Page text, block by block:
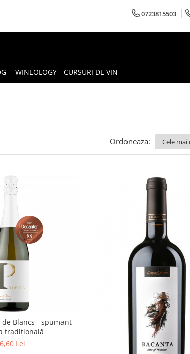
0723815503
WINEOLOGY - CURSURI DE VIN
Ordoneaza:
de Blancs - spumant
tradițională
Lei